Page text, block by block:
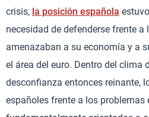
crisis, la posición española
necesidad de defenderse frente a
amenazaban a su economía y a
el área del euro. Dentro del clima
desconfianza entonces reinante,
españoles frente a los problemas